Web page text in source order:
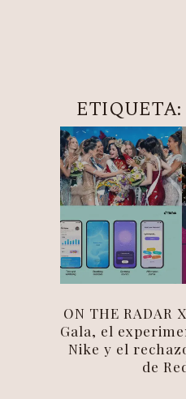
ETIQUETA:
ON THE RADAR
Gala, el
Nike y el
de